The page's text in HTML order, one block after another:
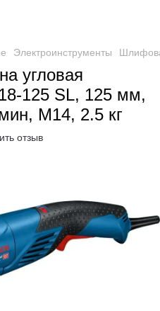
Электроинструменты
угловая
125 SL, 125 мм,
М14, 2.5 кг
отзыв